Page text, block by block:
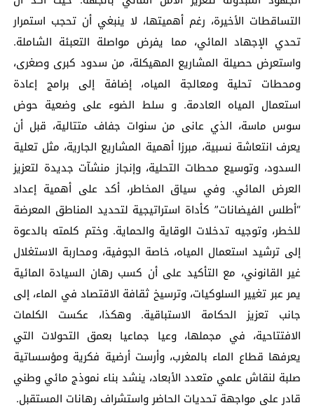
التساقطات الأخيرة، رغم أهميتها، لا ينبغي أن تحجب استمرار
تحدي الإجهاد المائي، مما يفرض مواصلة التعبئة الشاملة.
واستعرض حصيلة المشاريع المهيكلة، من سدود كبرى وصغرى،
ومحطات تحلية ومعالجة المياه، إضافة إلى برامج إعادة
استعمال المياه العادمة. و سلط الضوء على وضعية حوض
سوس ماسة، الذي عانى من سنوات جفاف متتالية، قبل أن
يعرف انتعاشة نسبية، مبرزا أهمية المشاريع الجارية، مثل تعلية
السدود، وتوسيع محطات التحلية، وإنجاز منشآت جديدة لتعزيز
العرض المائي. وفي سياق المخاطر، أكد على أهمية إعداد
“أطلس الفيضانات” كأداة استراتيجية لتحديد المناطق المعرضة
للخطر، وتوجيه تدخلات الوقاية والحماية. وختم كلمته بالدعوة
إلى ترشيد استعمال المياه، خاصة الجوفية، ومحاربة الاستغلال
غير القانوني، مع التأكيد على أن كسب رهان السيادة المائية
يمر عبر تغيير السلوكيات، وترسيخ ثقافة الاقتصاد في الماء، إلى
جانب تعزيز الحكامة الاستباقية. وهكذا، عكست الكلمات
الافتتاحية، في مجملها، وعيا جماعيا بعمق التحولات التي
يعرفها قطاع الماء بالمغرب، وأرست أرضية فكرية ومؤسساتية
صلبة لنقاش علمي متعدد الأبعاد، ينشد بناء نموذج مائي وطني
قادر على مواجهة تحديات الحاضر واستشراف رهانات المستقبل.